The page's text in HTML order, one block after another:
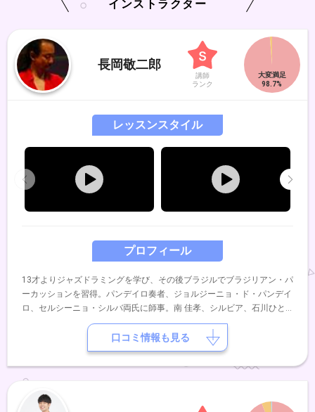
インストラクター
長岡敬二郎
講師
ランク
プロフィール
13才よりジャズドラミングを学び、その後ブラジルでブラジリアン・パ
ーカッションを習得。パンデイロ奏者、ジョルジーニョ・ド・パンデイ
ロ、セルシーニョ・シルバ両氏に師事。南 佳孝、シルビア、石川ひと
み、沢田知可子、辛島美登里、小林明子等パーカッショニストとして共
レッスンスタイル
口コミ情報も見る